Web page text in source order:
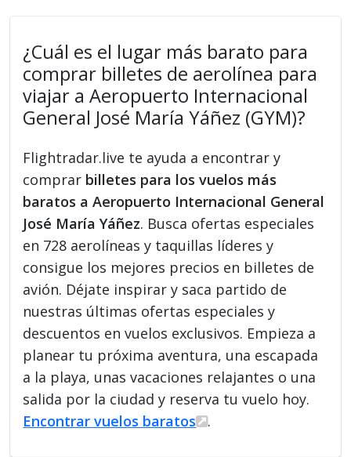
¿Cuál es el lugar más barato para
comprar billetes de aerolínea para
viajar a Aeropuerto Internacional
General José María Yáñez (GYM)?
Flightradar.live te ayuda a encontrar y
comprar billetes para los vuelos más
baratos a Aeropuerto Internacional General
José María Yáñez. Busca ofertas especiales
en 728 aerolíneas y taquillas líderes y
consigue los mejores precios en billetes de
avión. Déjate inspirar y saca partido de
nuestras últimas ofertas especiales y
descuentos en vuelos exclusivos. Empieza a
planear tu próxima aventura, una escapada
a la playa, unas vacaciones relajantes o una
salida por la ciudad y reserva tu vuelo hoy.
Encontrar vuelos baratos
.